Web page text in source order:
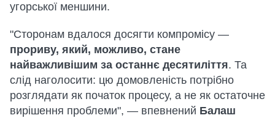
угорської меншини.
"Сторонам вдалося досягти компромісу —
прориву, який, можливо, стане
найважливішим за останнє десятиліття. Та
слід наголосити: цю домовленість потрібно
розглядати як початок процесу, а не як остаточне
вирішення проблеми", — впевнений Балаш